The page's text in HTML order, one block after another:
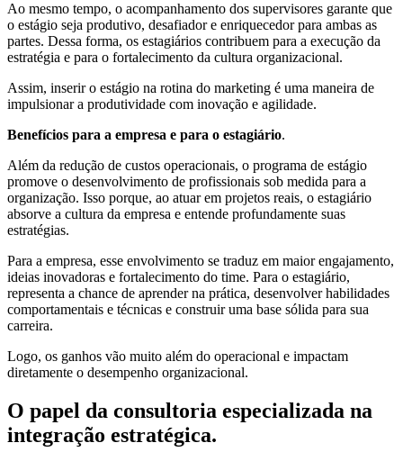
Ao mesmo tempo, o acompanhamento dos supervisores garante que
o estágio seja produtivo, desafiador e enriquecedor para ambas as
partes. Dessa forma, os estagiários contribuem para a execução da
estratégia e para o fortalecimento da cultura organizacional.
Assim, inserir o estágio na rotina do marketing é uma maneira de
impulsionar a produtividade com inovação e agilidade.
Benefícios para a empresa e para o estagiário.
Além da redução de custos operacionais, o programa de estágio
promove o desenvolvimento de profissionais sob medida para a
organização. Isso porque, ao atuar em projetos reais, o estagiário
absorve a cultura da empresa e entende profundamente suas
estratégias.
Para a empresa, esse envolvimento se traduz em maior engajamento,
ideias inovadoras e fortalecimento do time. Para o estagiário,
representa a chance de aprender na prática, desenvolver habilidades
comportamentais e técnicas e construir uma base sólida para sua
carreira.
Logo, os ganhos vão muito além do operacional e impactam
diretamente o desempenho organizacional.
O papel da consultoria especializada na
integração estratégica.